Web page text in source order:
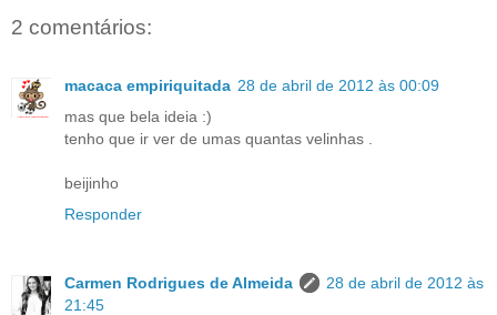
2 comentários:
macaca empiriquitada 28 de abril de 2012 às 00:09
mas que bela ideia :)
tenho que ir ver de umas quantas velinhas .
beijinho
Responder
Carmen Rodrigues de Almeida
28 de abril de 2012 às
21:45